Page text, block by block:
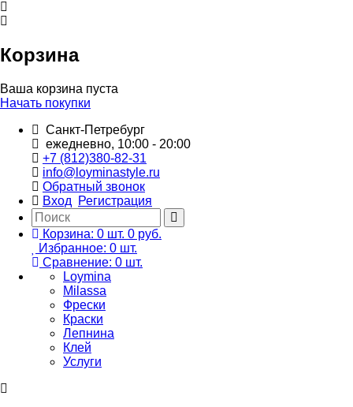
Корзина
Ваша корзина пуста
Начать покупки
Санкт-Петребург
ежедневно, 10:00 - 20:00
+7 (812)380-82-31
info@loyminastyle.ru
Обратный звонок
Вход
Регистрация
Корзина: 0 шт. 0 руб.
Избранное: 0 шт.
Сравнение: 0 шт.
Loymina
Milassa
Фрески
Краски
Лепнина
Клей
Услуги